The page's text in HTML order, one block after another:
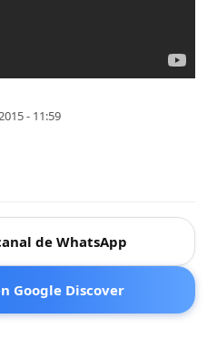
- 11:59
de WhatsApp
Google Discover